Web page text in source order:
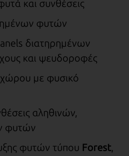
και συνθέσεις
φυτών
διατηρημένων
και ψευδοροφές
χώρου με φυσικό
αληθινών,
φυτών
φυτών τύπου Forest,